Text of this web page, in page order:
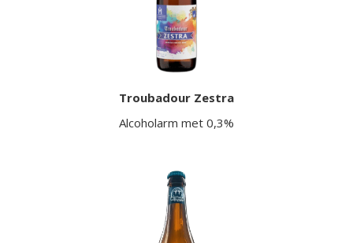
Troubadour Zestra
Alcoholarm met 0,3%